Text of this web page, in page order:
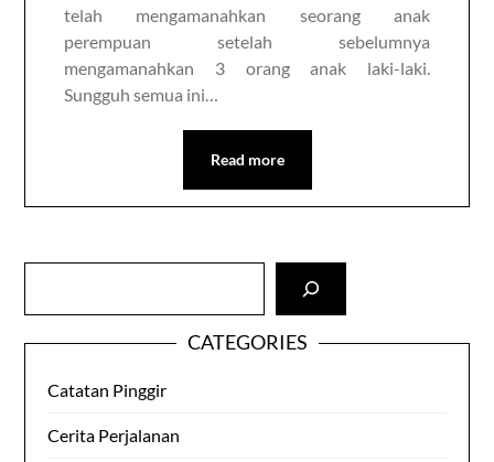
telah mengamanahkan seorang anak
perempuan setelah sebelumnya
mengamanahkan 3 orang anak laki-laki.
Sungguh semua ini…
Read more
CATEGORIES
Catatan Pinggir
Cerita Perjalanan